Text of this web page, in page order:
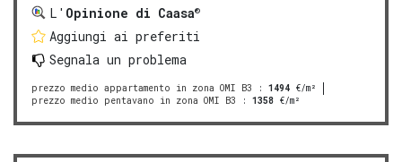
L' Opinione di Caasa®
Aggiungi ai preferiti
Segnala un problema
prezzo medio appartamento in zona OMI B3 : 1494 €/m²
prezzo medio pentavano in zona OMI B3 : 1358 €/m²